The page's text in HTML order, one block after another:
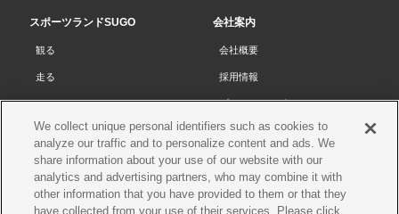
スポーツランドSUGO
観る
走る
チケット
リザルト
コース・施設
SUGOで遊ぼう
スクール
会社案内
会社概要
採用情報
プライバシーポリシー
Cookieポリシー
サイトマップ
お問い合わせ
プレス申請
We collect unique personal identifiers such as cookies to
analyze our traffic and to personalize content and ads. We
share information about your use of our website with our
analytics and advertising partners, who may combine it with
other information that you have provided to them or that they
have collected from your use of their services. Please click